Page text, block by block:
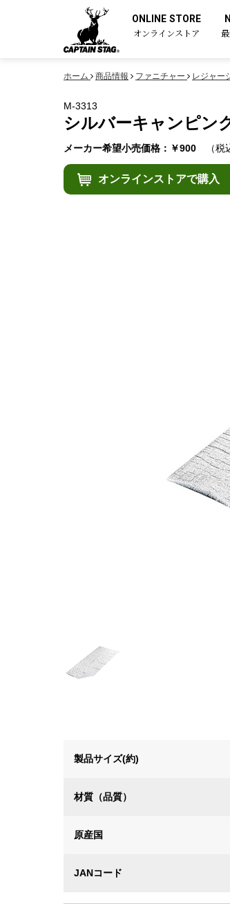
ONLINE STORE
オンラインストア
ホーム 商品情報 ファニチャー レジャー
M-3313
シルバーキャンピン
メーカー希望小売価格：￥900 （税
オンラインストアで購入
製品サイズ(約)
材質（品質）
原産国
JANコード